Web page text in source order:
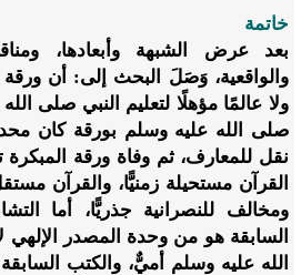
خاتمة
بعد عرض الشبهة وأبعادها،
والواقعية، وَصَلَ البحث إلى: أن ورقة
ولا عالمًا مؤهلًا لتعليم النبي صلى
صلى الله عليه وسلم بورقة كان
نقل للمعارف، ثم وفاة ورقة
القرآن مستحيلة زمنيًّا، والقرآن
ومخالف للنصرانية جذريًّا، أما
السابقة هو من وحدة المصدر الإلهي
الله عليه وسلم أميٌّ، والكتب